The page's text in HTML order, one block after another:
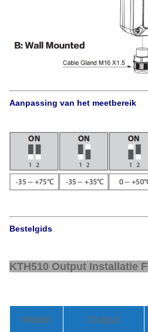
Aanpassing van het meetbereik
Bestelgids
KTH510 Output Installatie
Model Output